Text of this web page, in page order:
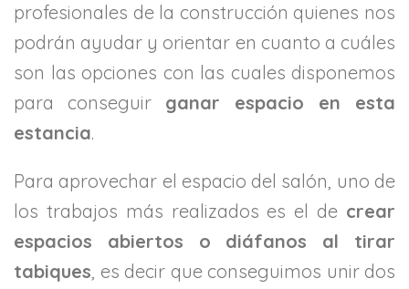
profesionales de la construcción quienes nos
podrán ayudar y orientar en cuanto a cuáles
son las opciones con las cuales disponemos
para conseguir ganar espacio en esta
estancia.
Para aprovechar el espacio del salón, uno de
los trabajos más realizados es el de crear
espacios abiertos o diáfanos al tirar
tabiques, es decir que conseguimos unir dos